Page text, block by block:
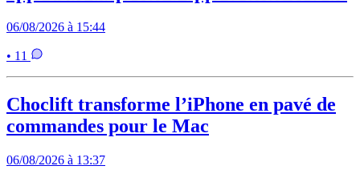
06/08/2026 à 15:44
• 11
Choclift transforme l’iPhone en pavé de
commandes pour le Mac
06/08/2026 à 13:37